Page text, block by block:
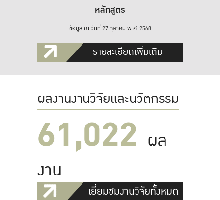
หลักสูตร
ข้อมูล ณ วันที่ 27 ตุลาคม พ.ศ. 2568
รายละเอียดเพิ่มเติม
ผลงานงานวิจัยและนวัตกรรม
61,022 ผล
งาน
เยี่ยมชมงานวิจัยทั้งหมด